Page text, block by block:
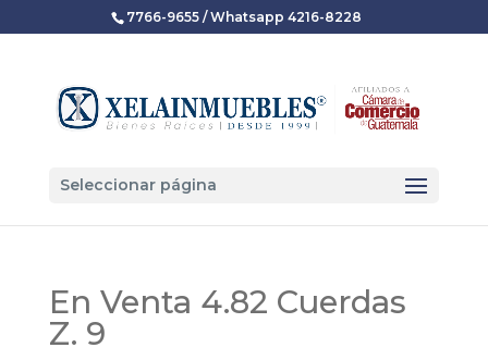
7766-9655 / Whatsapp 4216-8228
Seleccionar página
En Venta 4.82 Cuerdas
Z. 9